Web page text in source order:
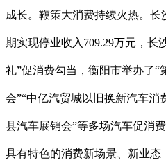
成长。鞭策大消费持续火热。
期实现停业收入709.29万元，长
礼”促消费勾当，衡阳市举办了“
会”“中亿汽贸城以旧换新汽车消
县汽车展销会”等多场汽车促消
具有特色的消费新场景、新业